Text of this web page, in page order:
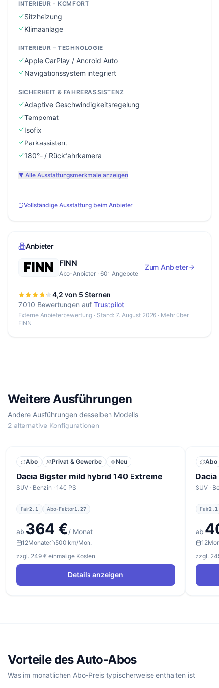
INTERIEUR - KOMFORT
Sitzheizung
Klimaanlage
INTERIEUR – TECHNOLOGIE
Apple CarPlay / Android Auto
Navigationssystem integriert
SICHERHEIT & FAHRERASSISTENZ
Adaptive Geschwindigkeitsregelung
Tempomat
Isofix
Parkassistent
180°- / Rückfahrkamera
▼ Alle Ausstattungsmerkmale anzeigen
Vollständige Ausstattung beim Anbieter
Anbieter
FINN
Abo-Anbieter · 601 Angebote
Zum Anbieter
4,2 von 5 Sternen
7.010 Bewertungen auf Trustpilot
Externe Anbieterbewertung · Stand: 7. August 2026 · Mehr über
FINN
Weitere Ausführungen
Andere Ausführungen desselben Modells
2 alternative Konfigurationen
Abo Privat & Gewerbe Neu
Dacia Bigster mild hybrid 140 Extreme
SUV · Benzin · 140 PS
Fair2,1 Abo-Faktor1,27
ab 364 €/ Monat
12Monate
500 km/Mon.
zzgl. 249 € einmalige Kosten
Details anzeigen
Abo
SUV ·
Fair2,1
ab
12
zzgl.
Vorteile des Auto-Abos
Was im monatlichen Abo-Preis typischerweise enthalten ist